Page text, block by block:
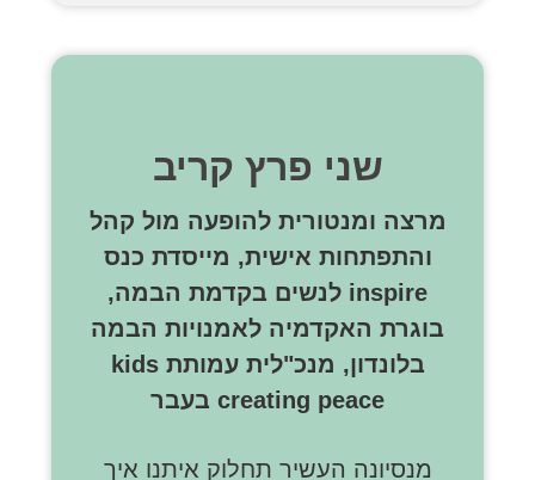
שני פרץ קריב
מרצה ומנטורית להופעה מול קהל
והתפתחות אישית, מייסדת כנס
inspire לנשים בקדמת הבמה,
בוגרת האקדמיה לאמנויות הבמה
בלונדון, מנכ"לית עמותת kids
creating peace בעבר
מנסיונה העשיר תחלוק איתנו איך